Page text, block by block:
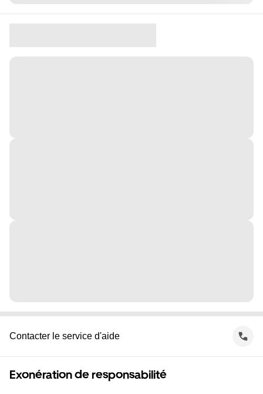
Contacter le service d'aide
Exonération de responsabilité